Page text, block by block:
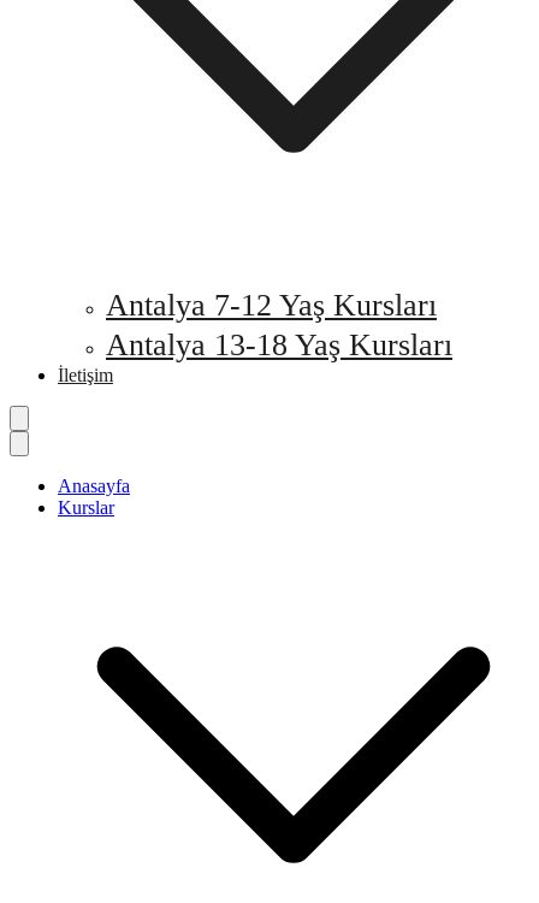
Antalya 7-12 Yaş Kursları
Antalya 13-18 Yaş Kursları
İletişim
Anasayfa
Kurslar